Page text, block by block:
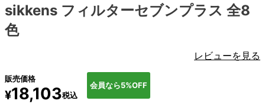
sikkens フィルターセブンプラス 全8
色
レビューを見る
販売価格
¥18,103税込
会員なら5%OFF